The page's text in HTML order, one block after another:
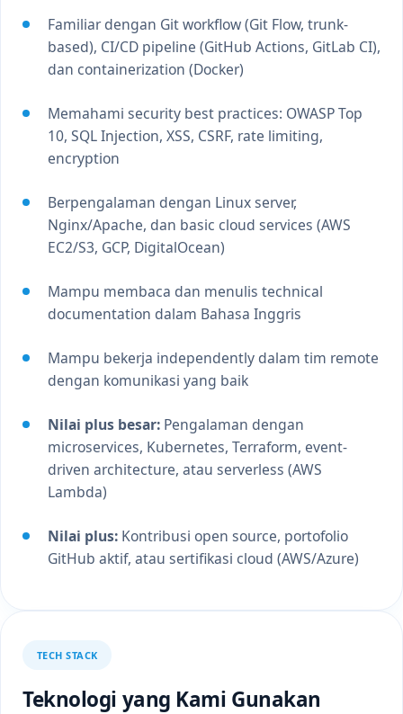
Familiar dengan Git workflow (Git Flow, trunk-
based), CI/CD pipeline (GitHub Actions, GitLab CI),
dan containerization (Docker)
Memahami security best practices: OWASP Top
10, SQL Injection, XSS, CSRF, rate limiting,
encryption
Berpengalaman dengan Linux server,
Nginx/Apache, dan basic cloud services (AWS
EC2/S3, GCP, DigitalOcean)
Mampu membaca dan menulis technical
documentation dalam Bahasa Inggris
Mampu bekerja independently dalam tim remote
dengan komunikasi yang baik
Nilai plus besar: Pengalaman dengan
microservices, Kubernetes, Terraform, event-
driven architecture, atau serverless (AWS
Lambda)
Nilai plus: Kontribusi open source, portofolio
GitHub aktif, atau sertifikasi cloud (AWS/Azure)
TECH STACK
Teknologi yang Kami Gunakan